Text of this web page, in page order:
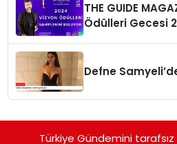
THE GUIDE
Ödülleri Gecesi
Defne
Türkiye Gündemini